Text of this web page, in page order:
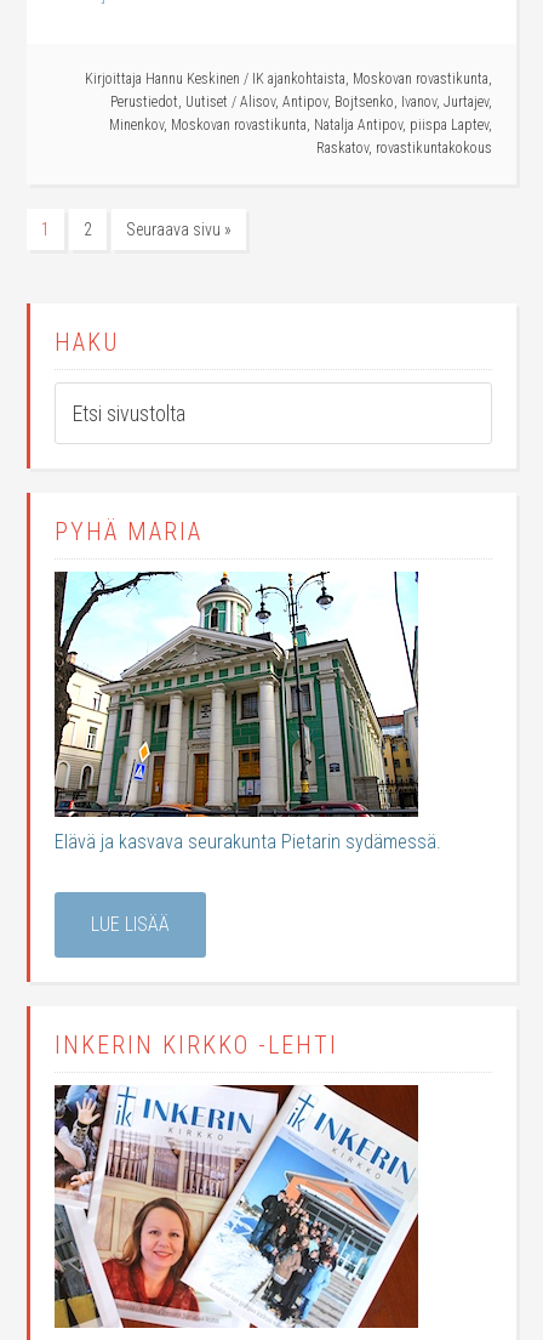
Kirjoittaja Hannu Keskinen / IK ajankohtaista, Moskovan rovastikunta,
Perustiedot, Uutiset / Alisov, Antipov, Bojtsenko, Ivanov, Jurtajev,
Minenkov, Moskovan rovastikunta, Natalja Antipov, piispa Laptev,
Raskatov, rovastikuntakokous
1 2 Seuraava sivu »
HAKU
PYHÄ MARIA
Elävä ja kasvava seurakunta Pietarin sydämessä.
LUE LISÄÄ
INKERIN KIRKKO -LEHTI